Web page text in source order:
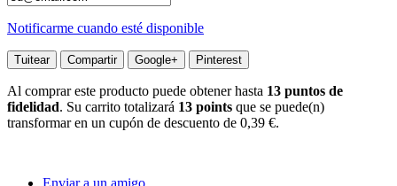
Notificarme cuando esté disponible
Tuitear Compartir Google+ Pinterest
Al comprar este producto puede obtener hasta 13 puntos de
fidelidad. Su carrito totalizará 13 points que se puede(n)
transformar en un cupón de descuento de 0,39 €.
Enviar a un amigo